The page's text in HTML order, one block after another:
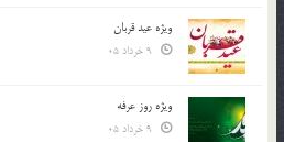
ویژه عید قربان
ویژه روز عرفه